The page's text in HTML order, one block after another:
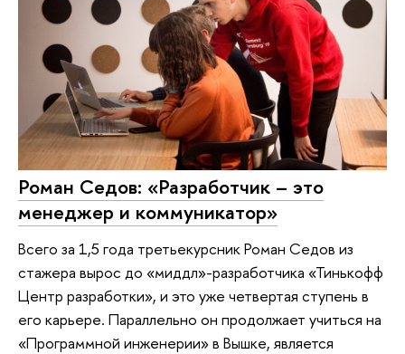
Роман Седов: «Разработчик – это
менеджер и коммуникатор»
Всего за 1,5 года третьекурсник Роман Седов из
стажера вырос до «миддл»-разработчика «Тинькофф
Центр разработки», и это уже четвертая ступень в
его карьере. Параллельно он продолжает учиться на
«Программной инженерии» в Вышке, является